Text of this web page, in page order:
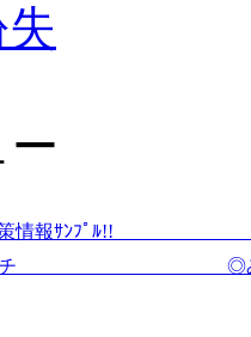
SEO対策情報ｻﾝﾌ
サイトサ